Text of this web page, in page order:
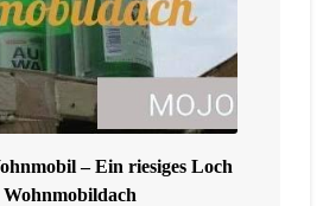
– Ein riesiges Loch